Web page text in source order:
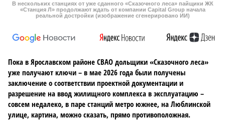
В нескольких станциях от уже сданного «Сказочного леса» пайщики ЖК
«Станция Л» продолжают ждать от компании Capital Group начала
реальной достройки (изображение сгенерировано ИИ)
Пока в Ярославском районе СВАО дольщики «Сказочного леса»
уже получают ключи – в мае 2026 года были получены
заключение о соответствии проектной документации и
разрешение на ввод жилищного комплекса в эксплуатацию –
совсем недалеко, в паре станций метро южнее, на Люблинской
улице, картина, можно сказать, прямо противоположная.